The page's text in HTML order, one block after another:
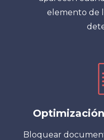
elemento de
Bloquear